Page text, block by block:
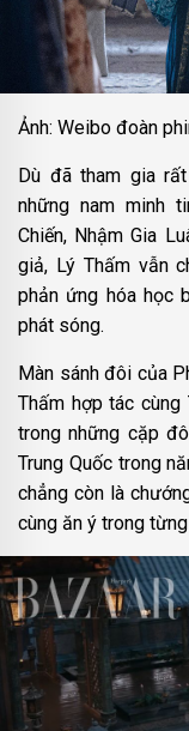
Ảnh: Weibo đoàn
Dù đã tham gia
những nam minh
Chiến, Nhậm Gia
giả, Lý Thấm vẫn
phản ứng hóa học
phát sóng.
Màn sánh đôi của
Thấm hợp tác
trong những cặp
Trung Quốc trong
chẳng còn là
cùng ăn ý trong